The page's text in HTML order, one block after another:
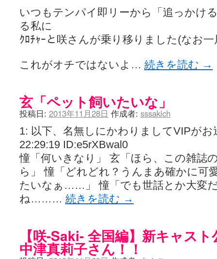
いつもテンパイ即リーから「追っかけ
る私に
ｸﾛﾁｬｰと咲さんが乗り移りました(なお
これがオチではないよ… 続きを読む →
玄「ペット飼いたいな」
投稿日: 2013年11月28日 作成者: sssakich
1: 以下、名無しにかわりましてVIPがお
22:29:19 ID:e5rXBwal0
憧「何いきなり」 玄「ほら、この雑誌
ら」 憧「どれどれ？うんまあ確かに可
たいなぁ……」 憧「でも世話とか大変
ね……… 続きを読む →
【咲-Saki- 全国編】新キャス
中津真莉子さん！！